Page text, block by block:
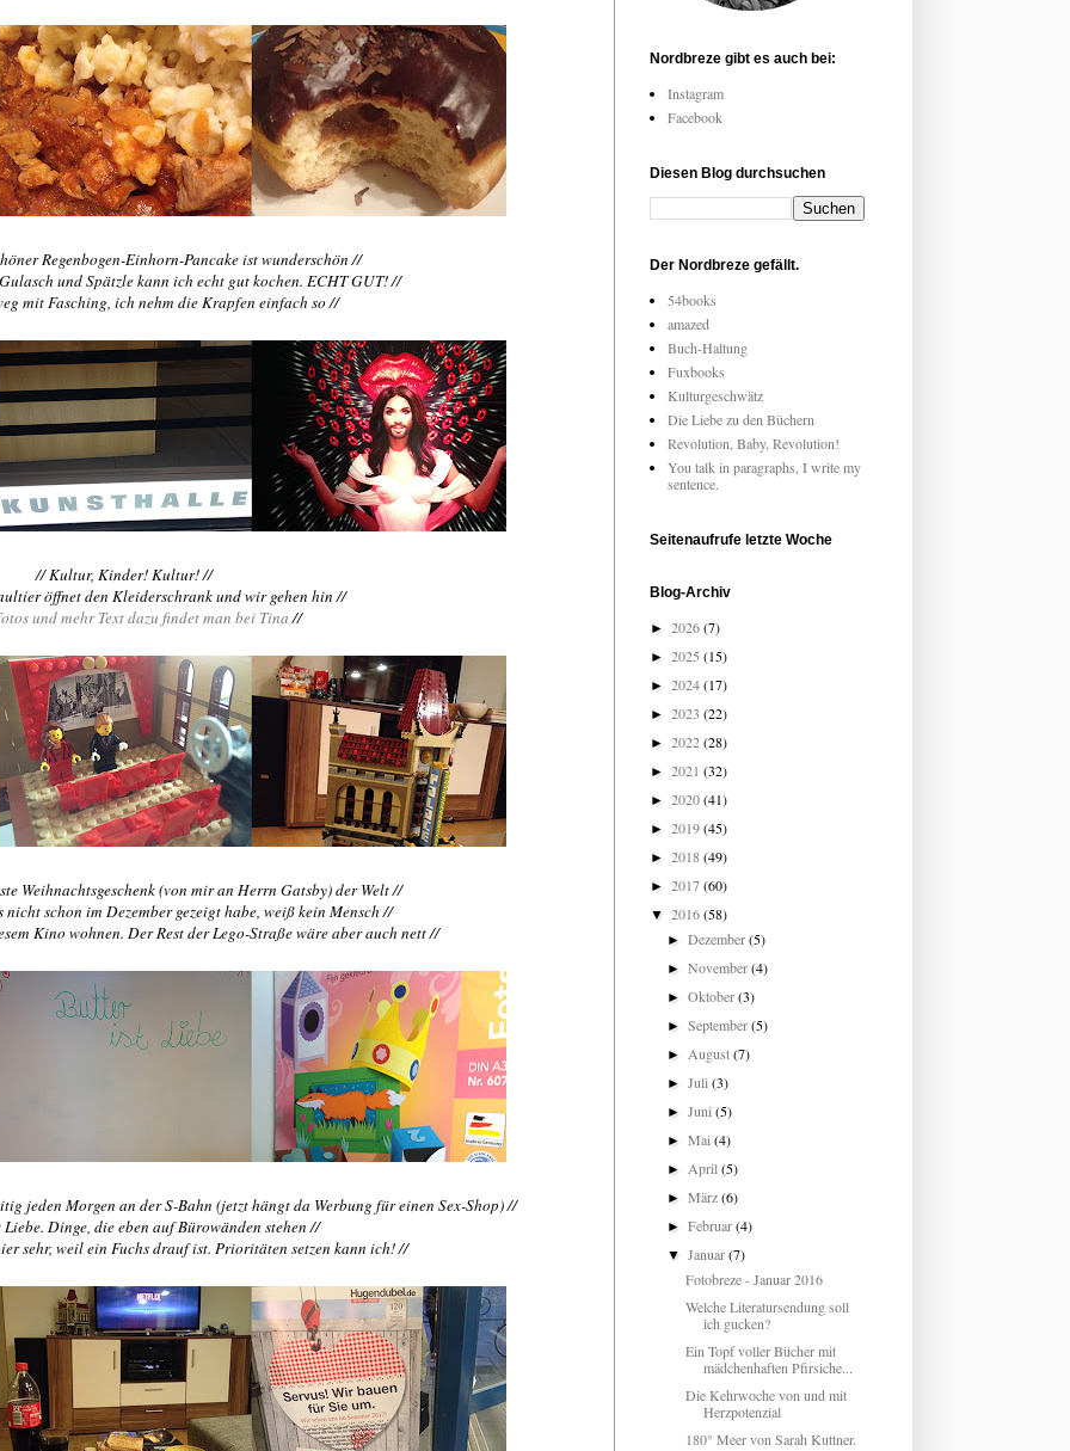
Regenbogen-Einhorn-Pancake ist wunderschön //
und Spätzle kann ich echt gut kochen. ECHT GUT! //
mit Fasching, ich nehm die Krapfen einfach so //
// Kultur, Kinder! Kultur! //
öffnet den Kleiderschrank und wir gehen hin //
und mehr Text dazu findet man bei Tina //
Weihnachtsgeschenk (von mir an Herrn Gatsby) der Welt //
schon im Dezember gezeigt habe, weiß kein Mensch //
Kino wohnen. Der Rest der Lego-Straße wäre aber auch nett //
jeden Morgen an der S-Bahn (jetzt hängt da Werbung für einen Sex-Shop) //
Dinge, die eben auf Bürowänden stehen //
sehr, weil ein Fuchs drauf ist. Prioritäten setzen kann ich! //
Nordbreze gibt es auch bei:
Instagram
Facebook
Diesen Blog durchsuchen
Der Nordbreze gefällt.
54books
amazed
Buch-Haltung
Fuxbooks
Kulturgeschwätz
Die Liebe zu den Büchern
Revolution, Baby, Revolution!
You talk in paragraphs, I write my
sentence.
Seitenaufrufe letzte Woche
Blog-Archiv
► 2026(7)
► 2025 (15)
► 2024(17)
► 2023 (22)
► 2022(28)
► 2021 (32)
► 2020(41)
► 2019(45)
► 2018(49)
► 2017(60)
▼ 2016(58)
►Dezember(5)
►November(4)
►Oktober(3)
►September(5)
►August(7)
►Juli(3)
►Juni(5)
►Mai(4)
►April(5)
►März(6)
►Februar(4)
▼Januar(7)
Fotobreze - Januar 2016
Welche Literatursendung soll
ich gucken?
Ein Topf voller Bücher mit
mädchenhaften Pfirsiche...
Die Kehrwoche von und mit
Herzpotenzial
180° Meer von Sarah Kuttner.